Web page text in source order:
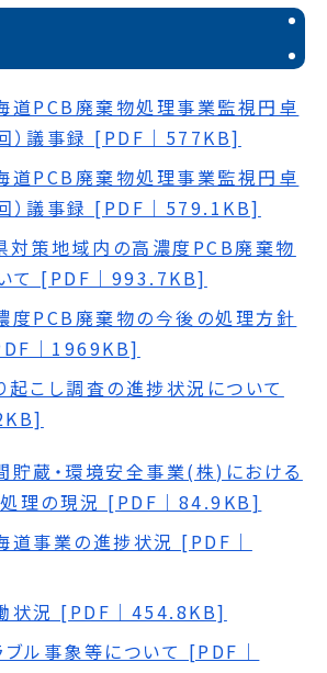
道PCB廃棄物処理事業監視円卓
）議事録 [PDF｜577KB]
道PCB廃棄物処理事業監視円卓
）議事録 [PDF｜579.1KB]
対策地域内の高濃度PCB廃棄物
て [PDF｜993.7KB]
度PCB廃棄物の今後の処理方針
｜1969KB]
こし調査の進捗状況について
蔵・環境安全事業(株)における
理の現況 [PDF｜84.9KB]
道事業の進捗状況 [PDF｜
状況 [PDF｜454.8KB]
ル事象等について [PDF｜